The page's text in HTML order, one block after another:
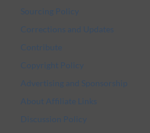
Sourcing Policy
Corrections and Updates
Contribute
Copyright Policy
Advertising and Sponsorship
About Affiliate Links
Discussion Policy